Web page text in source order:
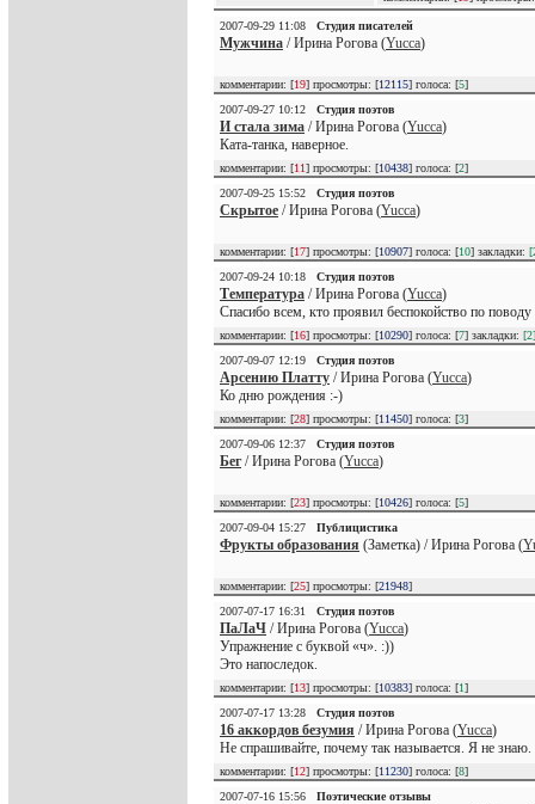
2007-09-29 11:08 Студия писателей
Мужчина / Ирина Рогова (Yucca)
комментарии: [19] просмотры: [12115] голоса: [5]
2007-09-27 10:12
Студия поэтов
И стала зима / Ирина Рогова (Yucca)
Ката-танка, наверное.
комментарии: [11] просмотры: [10438] голоса: [2]
2007-09-25 15:52
Студия поэтов
Скрытое / Ирина Рогова (Yucca)
комментарии: [17] просмотры: [10907] голоса: [10] закладки:
2007-09-24 10:18
Студия поэтов
Температура / Ирина Рогова (Yucca)
Спасибо всем, кто проявил беспокойство по
комментарии: [16] просмотры: [10290] голоса: [7] закладки: [2]
2007-09-07 12:19
Студия поэтов
Арсению Платту / Ирина Рогова (Yucca)
Ко дню рождения :-)
комментарии: [28] просмотры: [11450] голоса: [3]
2007-09-06 12:37
Студия поэтов
Бег/ Ирина Рогова (Yucca)
комментарии: [23] просмотры: [10426] голоса: [5]
2007-09-04 15:27
Публицистика
Фрукты образования (Заметка) / Ирина Рогова (
комментарии: [25] просмотры: [21948]
2007-07-17 16:31
Студия поэтов
ПаЛаЧ / Ирина Рогова (Yucca)
Упражнение с буквой «ч». :))
Это напоследок.
комментарии: [13] просмотры: [10383] голоса: [1]
2007-07-17 13:28
Студия поэтов
16 аккордов безумия / Ирина Рогова (Yucca)
Не спрашивайте, почему так называется. Я не знаю.
комментарии: [12] просмотры: [11230] голоса: [8]
2007-07-16 15:56
Поэтические отзывы